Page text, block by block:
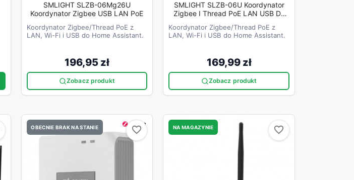
SMLIGHT SLZB-06Mg26U
Koordynator Zigbee USB LAN PoE
Koordynator Zigbee/Thread PoE z
LAN, Wi-Fi i USB do Home Assistant.
196,95 zł
Zobacz produkt
SMLIGHT SLZB-06U Koordynator
Zigbee I Thread PoE LAN USB Do
Koordynator Zigbee/Thread PoE z
LAN, Wi-Fi i USB do Home Assistant.
169,99 zł
Zobacz produkt
OBECNIE BRAK NA STANIE favorite_border
favorite_border NA MAGAZYNIE favorite_border
favorite_border